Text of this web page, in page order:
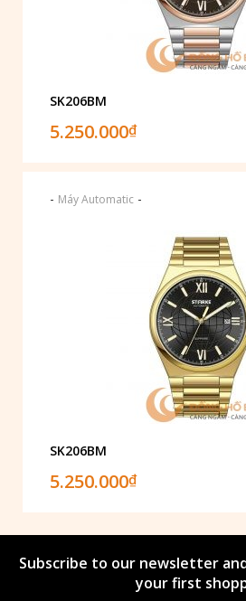
SK206BM
5.250.000₫
- Máy Automatic -
SK206BM
5.250.000₫
Subscribe to our newsletter
your first